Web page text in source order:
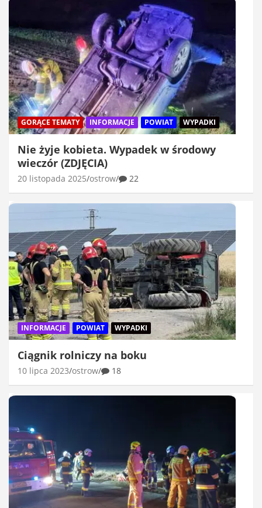
GORĄCE TEMATY INFORMACJE POWIAT WYPADKI
Nie żyje kobieta. Wypadek w środowy
wieczór (ZDJĘCIA)
20 listopada 2025 ostrow 22
INFORMACJE POWIAT WYPADKI
Ciągnik rolniczy na boku
10 lipca 2023 ostrow 18